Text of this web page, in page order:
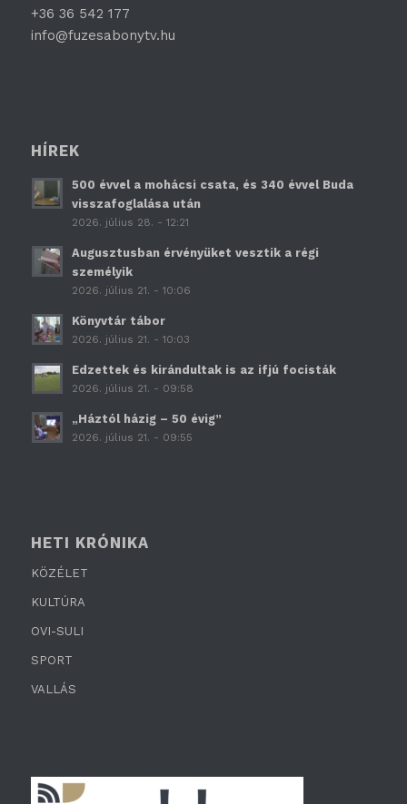
+36 36 542 177
info@fuzesabonytv.hu
HÍREK
500 évvel a mohácsi csata, és 340 évvel Buda
visszafoglalása után
2026. július 28. - 12:21
Augusztusban érvényüket vesztik a régi
személyik
2026. július 21. - 10:06
Könyvtár tábor
2026. július 21. - 10:03
Edzettek és kirándultak is az ifjú focisták
2026. július 21. - 09:58
„Háztól házig – 50 évig”
2026. július 21. - 09:55
HETI KRÓNIKA
KÖZÉLET
KULTÚRA
OVI-SULI
SPORT
VALLÁS